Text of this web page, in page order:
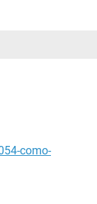
como-